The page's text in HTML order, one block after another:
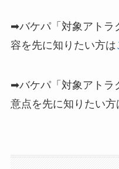
➡バケパ「対象アトラ
容を先に知りたい方は
➡バケパ「対象アトラ
意点を先に知りたい方